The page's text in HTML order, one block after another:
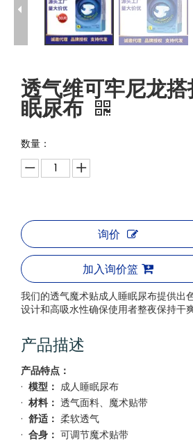
透气维可牢尼龙
眠尿布
数量：
询价
加入询价篮
我们的透气魔术贴成人睡眠尿布提供出
设计和高吸水性确保使用者整夜保持干
产品描述
产品特点：
· 模型： 成人睡眠尿布
· 材料： 透气面料、魔术贴带
· 舒适： 柔软透气
· 合身： 可调节魔术贴带